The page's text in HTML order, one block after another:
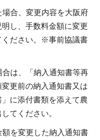
合、変更内容を大阪府
し、手数料金額に変更
ください。※事前協議書
は、「納入通知書等再
更前の納入通知書又は
に添付書類を添えて農
てください。
を変更した納入通知書